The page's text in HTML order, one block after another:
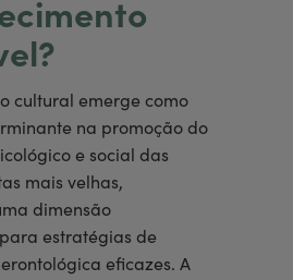
cultural emerge como
na promoção do
e social das
mais velhas,
dimensão
estratégias de
eficazes. A